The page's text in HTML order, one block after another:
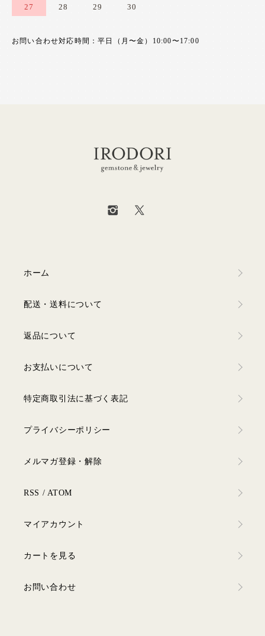
27 28 29 30
お問い合わせ対応時間：平日（月〜金）10:00〜17:00
ホーム
配送・送料について
返品について
お支払いについて
特定商取引法に基づく表記
プライバシーポリシー
メルマガ登録・解除
RSS / ATOM
マイアカウント
カートを見る
お問い合わせ